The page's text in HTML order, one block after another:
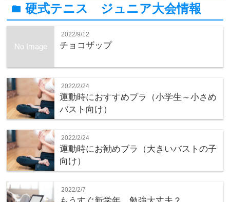
folder硬式テニス ジュニア大会情報
No Image
2022/9/12
チョコザップ
2022/2/24
運動時におすすめブラ（小学生～小さめ
バスト向け）
2022/2/24
運動時にお勧めブラ（大きいバストの子
向け）
2022/2/7